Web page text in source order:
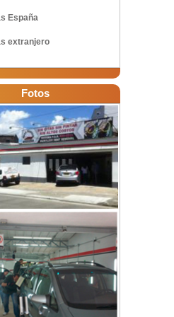
España
extranjero
Fotos